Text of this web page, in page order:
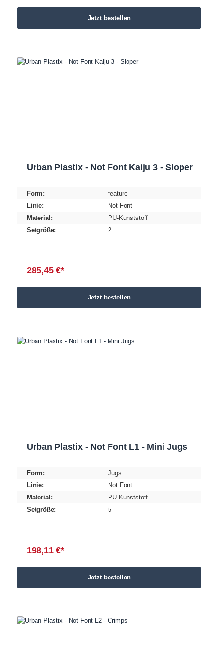
Jetzt bestellen
Urban Plastix - Not Font Kaiju 3 - Sloper
Form:
feature
Linie:
Not Font
Material:
PU-Kunststoff
Setgröße:
2
285,45 €*
Jetzt bestellen
Urban Plastix - Not Font L1 - Mini Jugs
Form:
Jugs
Linie:
Not Font
Material:
PU-Kunststoff
Setgröße:
5
198,11 €*
Jetzt bestellen